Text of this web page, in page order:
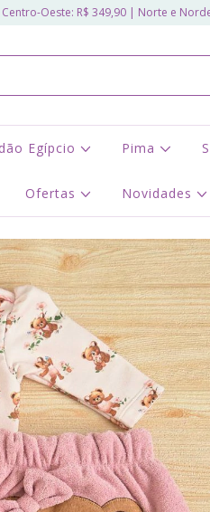
e Centro-Oeste: R$ 349,90 | Norte e
Egípcio Pima
Ofertas Novidades